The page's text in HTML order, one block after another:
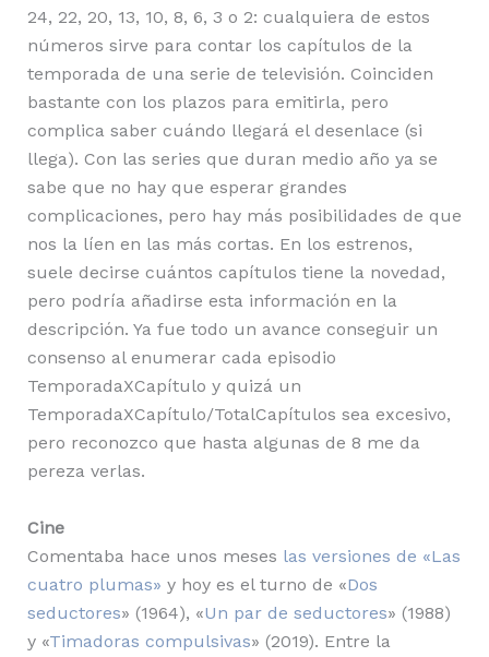
24, 22, 20, 13, 10, 8, 6, 3 o 2: cualquiera de estos
números sirve para contar los capítulos de la
temporada de una serie de televisión. Coinciden
bastante con los plazos para emitirla, pero
complica saber cuándo llegará el desenlace (si
llega). Con las series que duran medio año ya se
sabe que no hay que esperar grandes
complicaciones, pero hay más posibilidades de que
nos la líen en las más cortas. En los estrenos,
suele decirse cuántos capítulos tiene la novedad,
pero podría añadirse esta información en la
descripción. Ya fue todo un avance conseguir un
consenso al enumerar cada episodio
TemporadaXCapítulo y quizá un
TemporadaXCapítulo/TotalCapítulos sea excesivo,
pero reconozco que hasta algunas de 8 me da
pereza verlas.
Cine
Comentaba hace unos meses las versiones de «Las
cuatro plumas» y hoy es el turno de «Dos
seductores» (1964), «Un par de seductores» (1988)
y «Timadoras compulsivas» (2019). Entre la